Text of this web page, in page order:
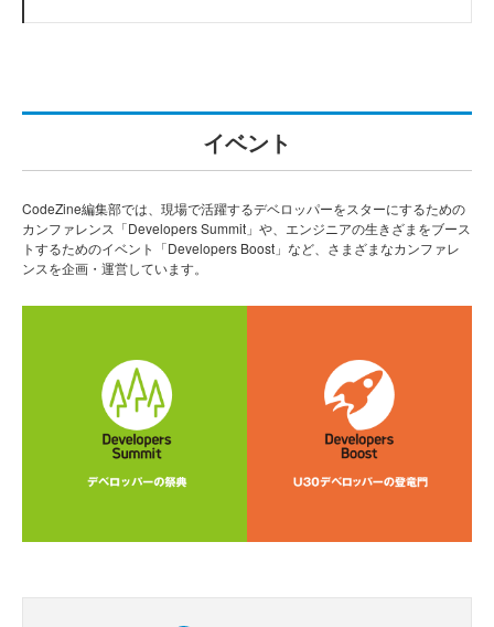
イベント
CodeZine編集部では、現場で活躍するデベロッパーをスターにするための
カンファレンス「Developers Summit」や、エンジニアの生きざまをブース
トするためのイベント「Developers Boost」など、さまざまなカンファレ
ンスを企画・運営しています。